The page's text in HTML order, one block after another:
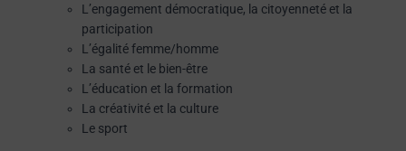
L’engagement démocratique, la citoyenneté et la
participation
L’égalité femme/homme
La santé et le bien-être
L’éducation et la formation
La créativité et la culture
Le sport